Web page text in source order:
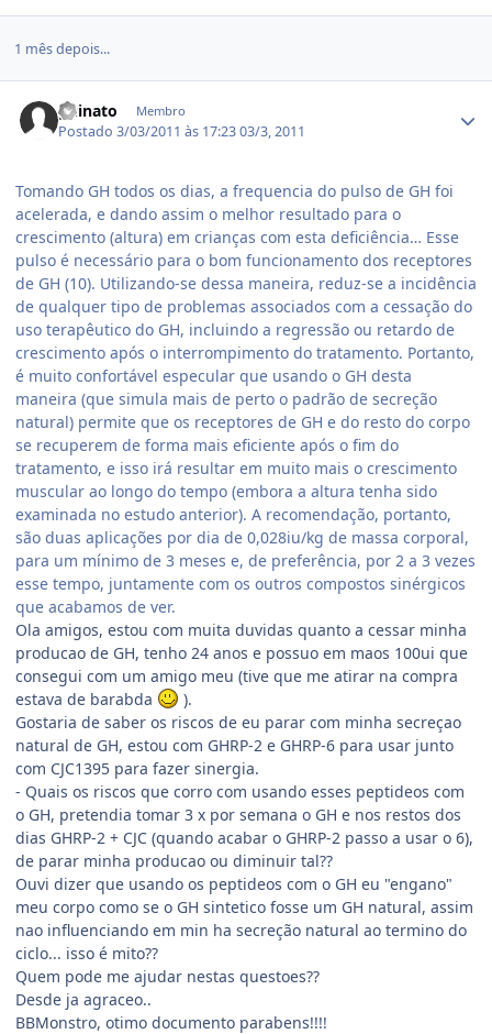
1 mês depois...
guinato Membro
Postado3/03/2011 às 17:2303/3, 2011
Tomando GH todos os dias, a frequencia do pulso de GH foi
acelerada, e dando assim o melhor resultado para o
crescimento (altura) em crianças com esta deficiência… Esse
pulso é necessário para o bom funcionamento dos receptores
de GH (10). Utilizando-se dessa maneira, reduz-se a incidência
de qualquer tipo de problemas associados com a cessação do
uso terapêutico do GH, incluindo a regressão ou retardo de
crescimento após o interrompimento do tratamento. Portanto,
é muito confortável especular que usando o GH desta
maneira (que simula mais de perto o padrão de secreção
natural) permite que os receptores de GH e do resto do corpo
se recuperem de forma mais eficiente após o fim do
tratamento, e isso irá resultar em muito mais o crescimento
muscular ao longo do tempo (embora a altura tenha sido
examinada no estudo anterior). A recomendação, portanto,
são duas aplicações por dia de 0,028iu/kg de massa corporal,
para um mínimo de 3 meses e, de preferência, por 2 a 3 vezes
esse tempo, juntamente com os outros compostos sinérgicos
que acabamos de ver.
Ola amigos, estou com muita duvidas quanto a cessar minha
producao de GH, tenho 24 anos e possuo em maos 100ui que
consegui com um amigo meu (tive que me atirar na compra
estava de barabda
).
Gostaria de saber os riscos de eu parar com minha secreçao
natural de GH, estou com GHRP-2 e GHRP-6 para usar junto
com CJC1395 para fazer sinergia.
- Quais os riscos que corro com usando esses peptideos com
o GH, pretendia tomar 3 x por semana o GH e nos restos dos
dias GHRP-2 + CJC (quando acabar o GHRP-2 passo a usar o 6),
de parar minha producao ou diminuir tal??
Ouvi dizer que usando os peptideos com o GH eu "engano"
meu corpo como se o GH sintetico fosse um GH natural, assim
nao influenciando em min ha secreção natural ao termino do
ciclo... isso é mito??
Quem pode me ajudar nestas questoes??
Desde ja agraceo..
BBMonstro, otimo documento parabens!!!!